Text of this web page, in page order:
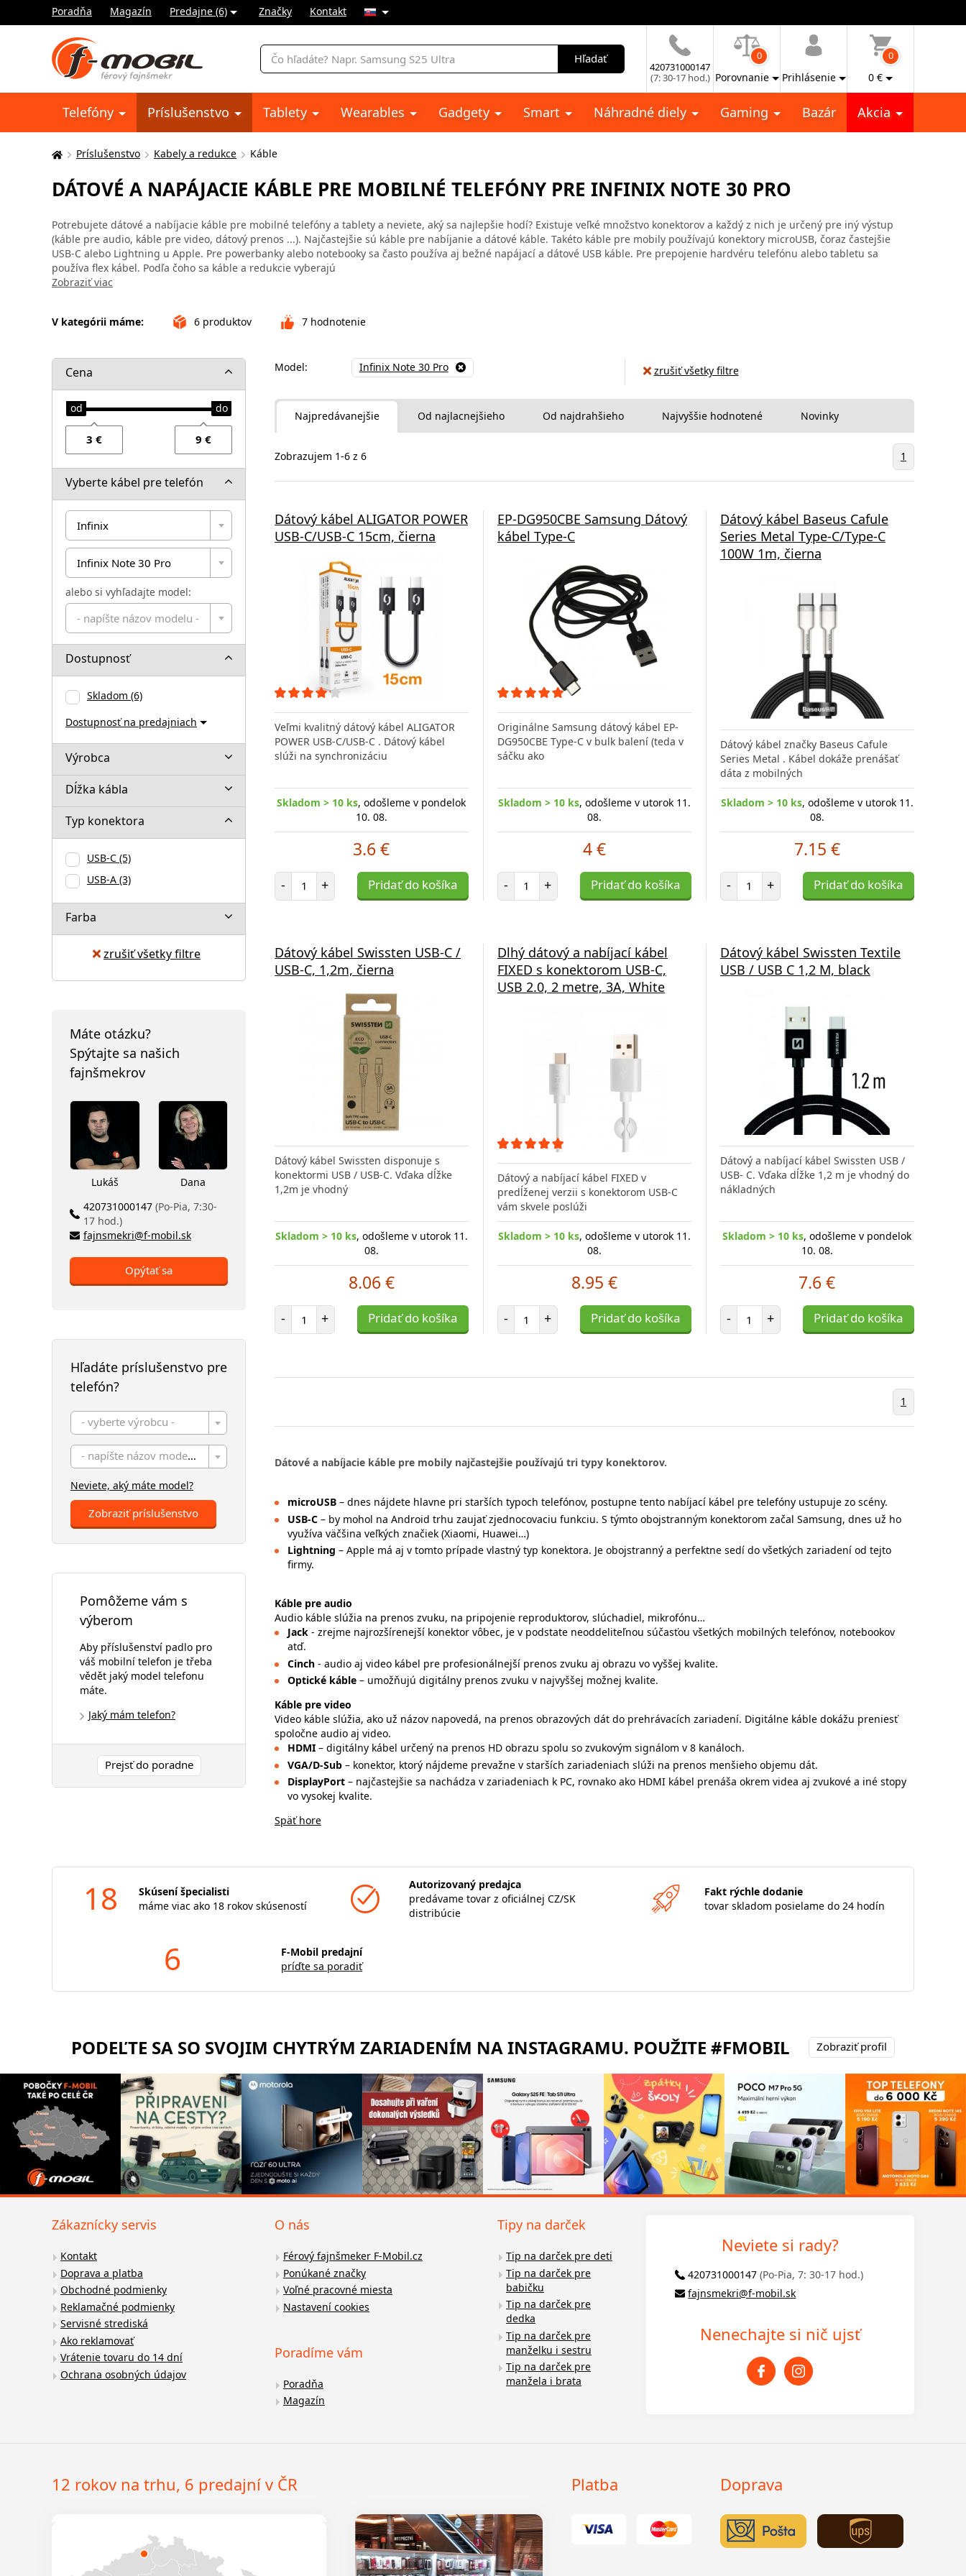
Poradňa Magazín Predajne (6) Značky Kontakt
Vyhľadávanie
Hľadať
420731000147
(7: 30-17 hod.)
0
Porovnanie Prihlásenie
0
0 €
Telefóny Príslušenstvo Tablety Wearables Gadgety Smart Náhradné diely Gaming Bazár Akcia
Tu
nachádzate:
Príslušenstvo Kabely a redukce Káble
DÁTOVÉ A NAPÁJACIE KÁBLE PRE MOBILNÉ TELEFÓNY PRE INFINIX NOTE 30 PRO
Potrebujete dátové a nabíjacie káble pre mobilné telefóny a tablety a neviete, aký sa najlepšie hodí? Existuje veľké množstvo konektorov a každý z nich je určený pre iný výstup
(káble pre audio, káble pre video, dátový prenos ...). Najčastejšie sú káble pre nabíjanie a dátové káble. Takéto káble pre mobily používajú konektory microUSB, čoraz častejšie
USB-C alebo Lightning u Apple. Pre powerbanky alebo notebooky sa často používa aj bežné napájací a dátové USB káble. Pre prepojenie hardvéru telefónu alebo tabletu sa
používa flex kábel. Podľa čoho sa káble a redukcie vyberajú
Zobraziť viac
V kategórii máme: 6 produktov 7 hodnotenie
Cena
Vyberte kábel pre telefón
Infinix
Infinix Note 30 Pro
alebo si vyhľadajte model:
- napíšte názov modelu -
Dostupnosť
Skladom (6)
Dostupnosť na predajniach
Výrobca
Dĺžka kábla
Typ konektora
USB-C (5)
USB-A (3)
Farba
zrušiť všetky filtre
Máte otázku?
Spýtajte sa našich
fajnšmekrov
Lukáš
Dana
420731000147 (Po-Pia, 7:30-
17 hod.)
fajnsmekri@f-mobil.sk
Opýtať sa
Hľadáte príslušenstvo pre
telefón?
- vyberte výrobcu -
- napíšte názov modelu -
Neviete, aký máte model?
Zobraziť príslušenstvo
Pomôžeme vám s
výberom
Aby příslušenství padlo pro
váš mobilní telefon je třeba
vědět jaký model telefonu
máte.
Jaký mám telefon?
Prejsť do poradne
Model: Infinix Note 30 Pro zrušiť všetky filtre
Najpredávanejšie Od najlacnejšieho Od najdrahšieho Najvyššie hodnotené Novinky
Zobrazujem 1-6 z 6 1
Dátový kábel ALIGATOR POWER
USB-C/USB-C 15cm, čierna
Veľmi kvalitný dátový kábel ALIGATOR
POWER USB-C/USB-C . Dátový kábel
slúži na synchronizáciu
Skladom > 10 ks, odošleme v pondelok
10. 08.
3.6 €
- Počet položiek
+ Pridať do košíka
EP-DG950CBE Samsung Dátový
kábel Type-C
Originálne Samsung dátový kábel EP-
DG950CBE Type-C v bulk balení (teda v
sáčku ako
Skladom > 10 ks, odošleme v utorok 11.
08.
4 €
- Počet položiek
+ Pridať do košíka
Dátový kábel Baseus Cafule
Series Metal Type-C/Type-C
100W 1m, čierna
Dátový kábel značky Baseus Cafule
Series Metal . Kábel dokáže prenášať
dáta z mobilných
Skladom > 10 ks, odošleme v utorok 11.
08.
7.15 €
- Počet položiek
+ Pridať do košíka
Dátový kábel Swissten USB-C /
USB-C, 1,2m, čierna
Dátový kábel Swissten disponuje s
konektormi USB / USB-C. Vďaka dĺžke
1,2m je vhodný
Skladom > 10 ks, odošleme v utorok 11.
08.
8.06 €
- Počet položiek
+ Pridať do košíka
Dlhý dátový a nabíjací kábel
FIXED s konektorom USB-C,
USB 2.0, 2 metre, 3A, White
Dátový a nabíjací kábel FIXED v
predĺženej verzii s konektorom USB-C
vám skvele poslúži
Skladom > 10 ks, odošleme v utorok 11.
08.
8.95 €
- Počet položiek
+ Pridať do košíka
Dátový kábel Swissten Textile
USB / USB C 1,2 M, black
Dátový a nabíjací kábel Swissten USB /
USB- C. Vďaka dĺžke 1,2 m je vhodný do
nákladných
Skladom > 10 ks, odošleme v pondelok
10. 08.
7.6 €
- Počet položiek
+ Pridať do košíka
1
Dátové a nabíjacie káble pre mobily najčastejšie používajú tri typy konektorov.
microUSB – dnes nájdete hlavne pri starších typoch telefónov, postupne tento nabíjací kábel pre telefóny ustupuje zo scény.
USB-C – by mohol na Android trhu zaujať zjednocovaciu funkciu. S týmto obojstranným konektorom začal Samsung, dnes už ho
využíva väčšina veľkých značiek (Xiaomi, Huawei…)
Lightning – Apple má aj v tomto prípade vlastný typ konektora. Je obojstranný a perfektne sedí do všetkých zariadení od tejto
firmy.
Káble pre audio
Audio káble slúžia na prenos zvuku, na pripojenie reproduktorov, slúchadiel, mikrofónu…
Jack - zrejme najrozšírenejší konektor vôbec, je v podstate neoddeliteľnou súčasťou všetkých mobilných telefónov, notebookov
atď.
Cinch - audio aj video kábel pre profesionálnejší prenos zvuku aj obrazu vo vyššej kvalite.
Optické káble – umožňujú digitálny prenos zvuku v najvyššej možnej kvalite.
Káble pre video
Video káble slúžia, ako už názov napovedá, na prenos obrazových dát do prehrávacích zariadení. Digitálne káble dokážu preniesť
spoločne audio aj video.
HDMI – digitálny kábel určený na prenos HD obrazu spolu so zvukovým signálom v 8 kanáloch.
VGA/D-Sub – konektor, ktorý nájdeme prevažne v starších zariadeniach slúži na prenos menšieho objemu dát.
DisplayPort – najčastejšie sa nachádza v zariadeniach k PC, rovnako ako HDMI kábel prenáša okrem videa aj zvukové a iné stopy
vo vysokej kvalite.
Späť hore
18
Skúsení špecialisti
máme viac ako 18 rokov skúseností
Autorizovaný predajca
predávame tovar z oficiálnej CZ/SK
distribúcie
Fakt rýchle dodanie
tovar skladom posielame do 24 hodín
6
F-Mobil predajní
príďte sa poradiť
PODEĽTE SA SO SVOJIM CHYTRÝM ZARIADENÍM NA INSTAGRAMU. POUŽITE #FMOBIL Zobraziť profil
Zákaznícky servis
Kontakt
Doprava a platba
Obchodné podmienky
Reklamačné podmienky
Servisné strediská
Ako reklamovať
Vrátenie tovaru do 14 dní
Ochrana osobných údajov
O nás
Férový fajnšmeker F-Mobil.cz
Ponúkané značky
Voľné pracovné miesta
Nastavení cookies
Poradíme vám
Poradňa
Magazín
Tipy na darček
Tip na darček pre deti
Tip na darček pre
babičku
Tip na darček pre
dedka
Tip na darček pre
manželku i sestru
Tip na darček pre
manžela i brata
Neviete si rady?
420731000147 (Po-Pia, 7: 30-17 hod.)
fajnsmekri@f-mobil.sk
Nenechajte si nič ujsť
12 rokov na trhu, 6 predajní v ČR Platba Doprava